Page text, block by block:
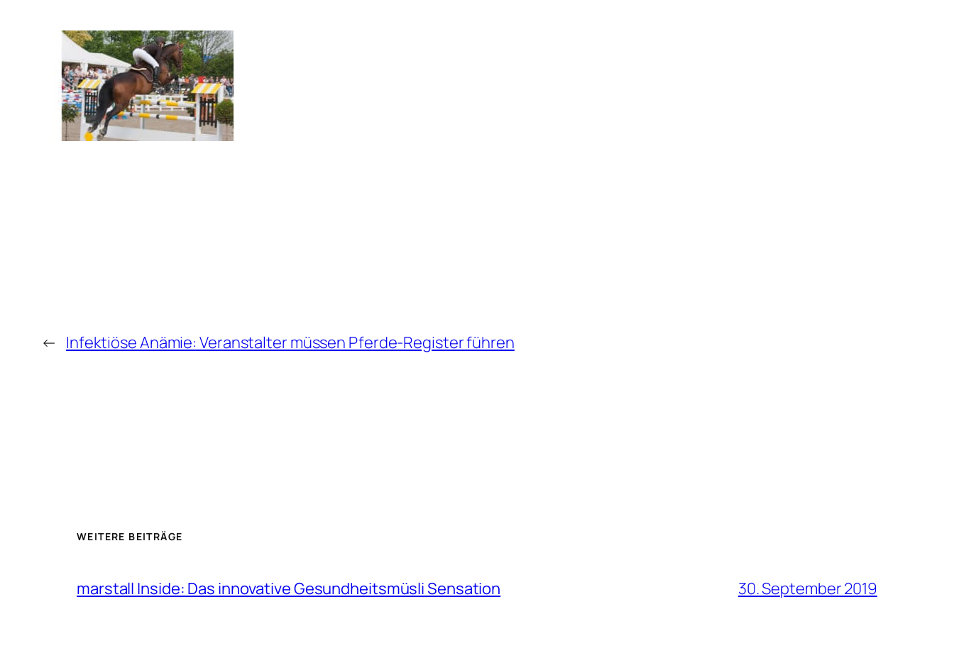
← Infektiöse Anämie: Veranstalter müssen Pferde-Register führen
WEITERE BEITRÄGE
marstall Inside: Das innovative Gesundheitsmüsli Sensation 30. September 2019